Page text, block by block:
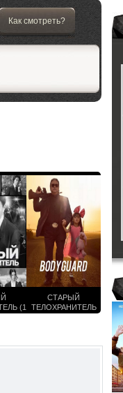
Как смотреть?
(1
СТАРЫЙ
ТЕЛОХРАНИТЕЛЬ